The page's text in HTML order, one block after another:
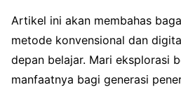
Artikel ini akan membahas
metode konvensional dan
depan belajar. Mari eksplorasi
manfaatnya bagi generasi